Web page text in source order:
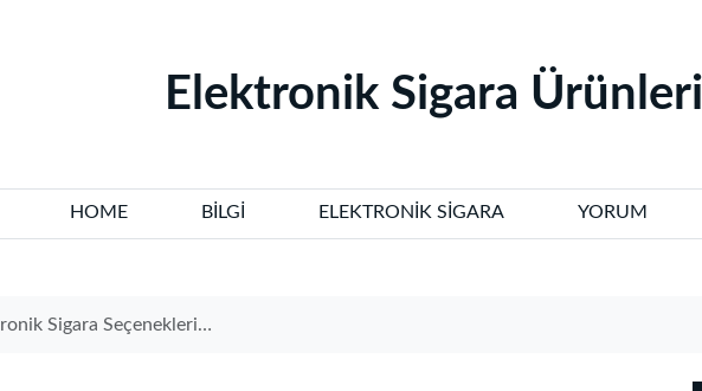
‌Elektronik Sigara Ürünleri‌
HOME BILGI ELEKTRONIK SIGARA YORUM
Seçenekleri ve Avantajları